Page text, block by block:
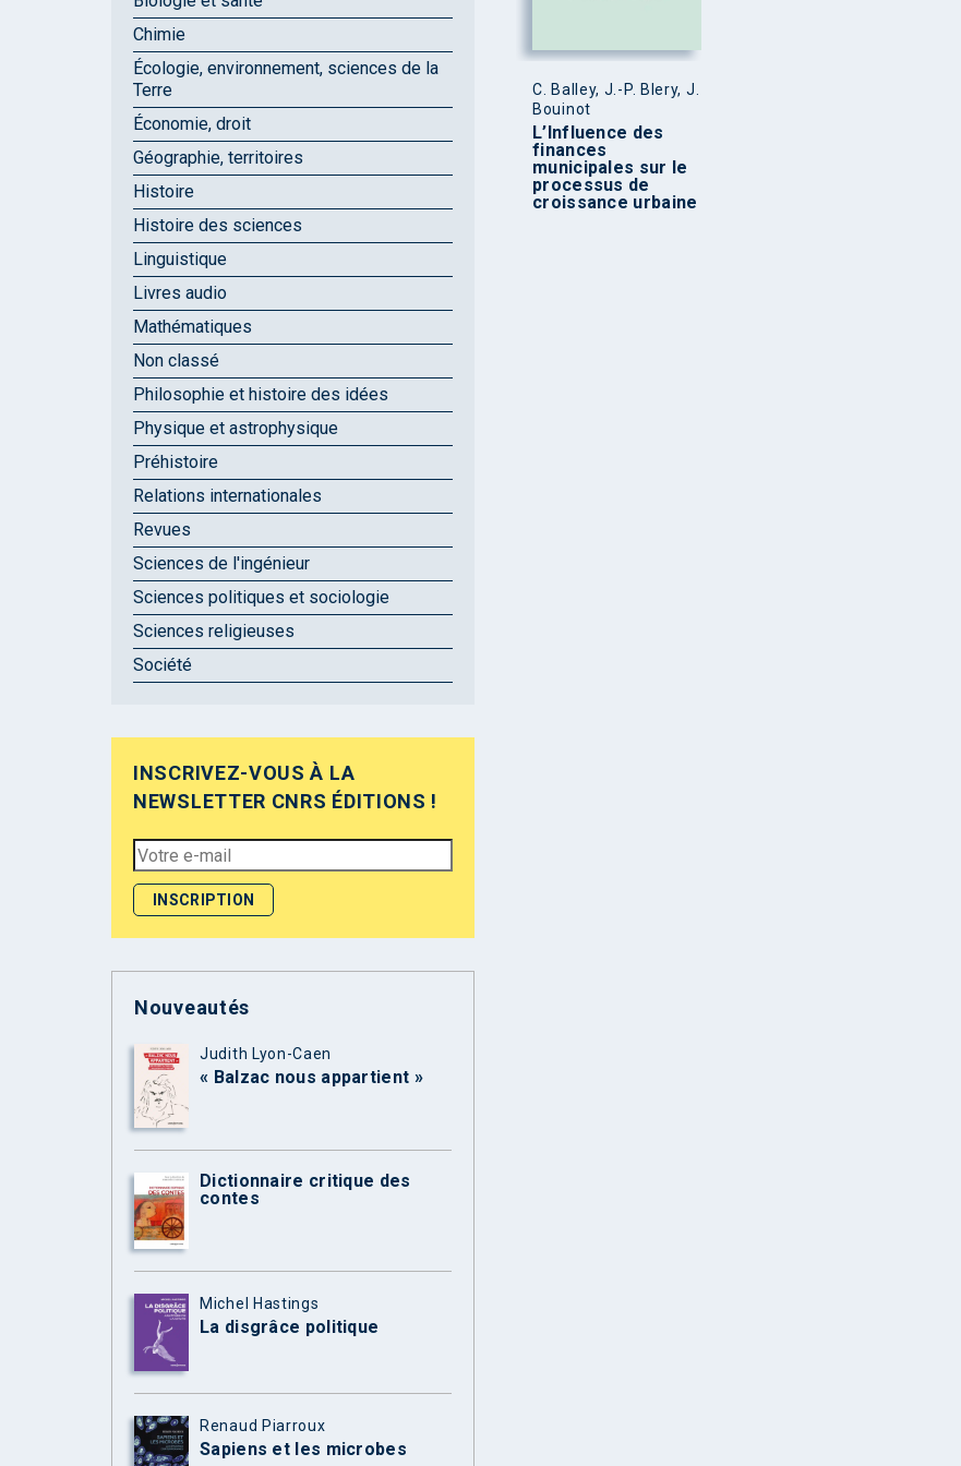
C. Balley, J.-P. Blery, J.
Bouinot
L’Influence des
finances
municipales sur le
processus de
croissance urbaine
Chimie
Écologie, environnement, sciences de la
Terre
Économie, droit
Géographie, territoires
Histoire
Histoire des sciences
Linguistique
Livres audio
Mathématiques
Non classé
Philosophie et histoire des idées
Physique et astrophysique
Préhistoire
Relations internationales
Revues
Sciences de l'ingénieur
Sciences politiques et sociologie
Sciences religieuses
Société
INSCRIVEZ-VOUS À LA
NEWSLETTER CNRS ÉDITIONS !
Nouveautés
Judith Lyon-Caen
« Balzac nous appartient »
Dictionnaire critique des
contes
Michel Hastings
La disgrâce politique
Renaud Piarroux
Sapiens et les microbes